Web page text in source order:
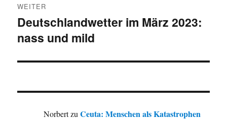
WEITER
Nächster
Beitrag:
Deutschlandwetter im März 2023:
nass und mild
NorbertzuCeuta: Menschen als Katastrophen